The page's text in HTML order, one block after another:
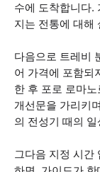
수에 도착합니다.
지는 전통에 대해
다음으로 트레비
어 가격에 포함되
한 후 포로 로마
개선문을 가리키
의 전성기 때의
그다음 지정 시간